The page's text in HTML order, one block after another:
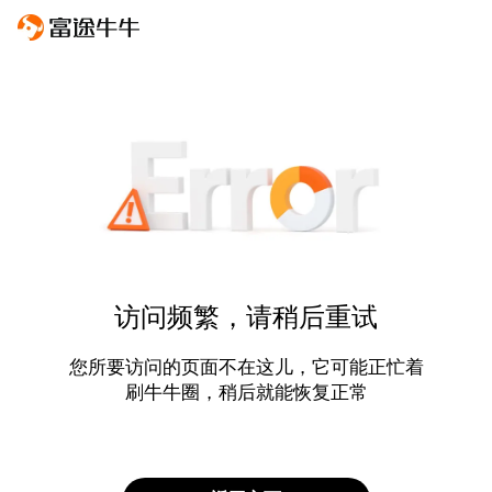
访问频繁，请稍后重试
您所要访问的页面不在这儿，它可能正忙着
刷牛牛圈，稍后就能恢复正常